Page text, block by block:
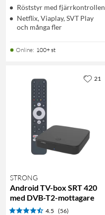
Röststyr med fjärrkontrollen
Netflix, Viaplay, SVT Play
och många fler
Online: 100+ st
STRONG
Android TV-box SRT 420
med DVB-T2-mottagare
4.5 (56)
21